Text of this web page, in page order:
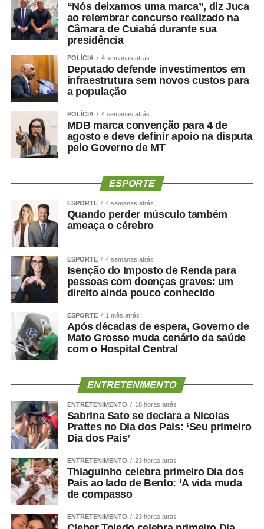
itens, estão acordos, convenções e protocolos firmados
pelo Brasil com outros países, entre eles oPDL
618/2026, que ratifica o Protocolo de Montevidéu sobre
Compromisso com a Democracia no Mercosul (Ushuaia
II), assinado em 2011.
Na quarta-feira (12), a partir das 10h, a Comissão de
Esporte (CEsp) se reúne para votar dois projetos. Um
deles é o
PL 3.905/2025, que institui Política Nacional de
Acesso à Atividade Física pelo SUS para prevenir e
controlar o câncer.
Tecnologia (CCT) analisa pauta com 56 itens. Entre eles,
estão projetos de decreto legislativo que tratam de
concessão e renovação de outorga para emissoras de
rádio. Também pode ser votado oPL 3.844/2025
inclui a cidadania digital entre os eixos da Política
Nacional de Educação Digital (Pned). O texto traz, entre
as ações previstas, o estímulo à educação midiática no
ambiente de ensino, a orientação das famílias sobre
consumo tecnológico e a ampliação de parcerias entre o
governo e empresas privadas na área digital.
Audiências públicas
marcadas as seguintes audiências públicas para a
semana se esforço concentrado:
Segunda-feira (10), às 10h: a Subcomissão
Permanente dos Povos Indígenas Yanomami
debaterá a prestação de contas dos recursos
orçamentários discricionários e dos créditos
extraordinários destinados a ações no território
Ianomâmi e dos recursos do Fundo Amazônia para
projetos de proteção de comunidades indígenas.
“Nós deixamos uma marca”, diz Juca
ao relembrar concurso realizado na
Câmara de Cuiabá durante sua
presidência
POLÍCIA 4 semanas atrás
Deputado defende investimentos em
infraestrutura sem novos custos para
a população
POLÍCIA 4 semanas atrás
MDB marca convenção para 4 de
agosto e deve definir apoio na disputa
pelo Governo de MT
ESPORTE
ESPORTE 4 semanas atrás
Quando perder músculo também
ameaça o cérebro
ESPORTE 4 semanas atrás
Isenção do Imposto de Renda para
pessoas com doenças graves: um
direito ainda pouco conhecido
ESPORTE 1 mês atrás
Após décadas de espera, Governo de
Mato Grosso muda cenário da saúde
com o Hospital Central
ENTRETENIMENTO
ENTRETENIMENTO 18 horas atrás
Sabrina Sato se declara a Nicolas
Prattes no Dia dos Pais: ‘Seu primeiro
Dia dos Pais’
ENTRETENIMENTO 23 horas atrás
Thiaguinho celebra primeiro Dia dos
Pais ao lado de Bento: ‘A vida muda
de compasso
ENTRETENIMENTO 23 horas atrás